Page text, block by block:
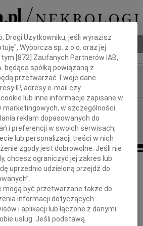
pogrzebowy
Pani
Alicji Pietrzyk
wyrazy głębokiego i szczerego współczucia
Drogi Użytkowniku, jeśli wyrazisz
Wyborcza sp. z o.o. oraz jej
tym [872 ] Zaufanych Partnerów IAB,
będąca spółką powiązaną z
przetwarzać Twoje dane
IP, adresy e-mail czy
lub inne informacje zapisane w
marketingowych, w szczególności
reklam dopasowanych do
i preferencji w swoich serwisach,
lub personalizacji treści w nich
zgody jest dobrowolne. Jeśli nie
chcesz ograniczyć jej zakres lub
uprzednio udzieloną przejdź do
mogą być przetwarzane także do
informacji dotyczących
i aplikacji lub łączone z danymi
usług. Jeśli podstawą